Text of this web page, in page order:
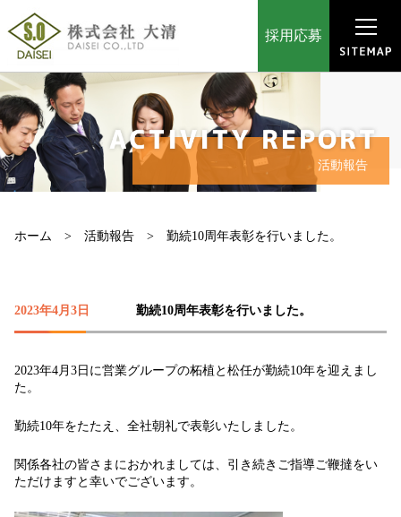
採用応募
活動報告
ホーム 活動報告 勤続10周年表彰を行いました。
2023年4月3日 勤続10周年表彰を行いました。
2023年4月3日に営業グループの柘植と松任が勤続10年を迎えまし
た。
勤続10年をたたえ、全社朝礼で表彰いたしました。
関係各社の皆さまにおかれましては、引き続きご指導ご鞭撻をい
ただけますと幸いでございます。